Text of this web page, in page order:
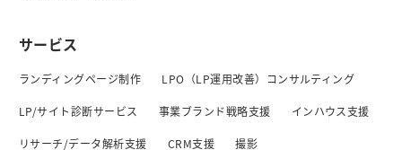
サービス
ランディングページ制作 LPO（LP運用改善）コンサルティング
LP/サイト診断サービス 事業ブランド戦略支援 インハウス支援
リサーチ/データ解析支援 CRM支援 撮影